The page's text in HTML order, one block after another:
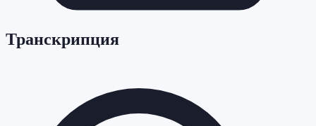
Транскрипция